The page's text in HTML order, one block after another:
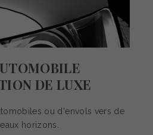
DE LUXE
ou d'envols vers de
horizons.